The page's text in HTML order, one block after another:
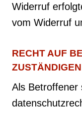
Widerruf
vom Widerruf
RECHT AUF
Als Betroffener